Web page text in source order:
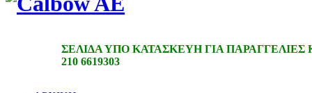
ΣΕΛΙΔΑ ΥΠΟ ΚΑΤΑΣΚΕΥΗ ΓΙΑ
210 6619303